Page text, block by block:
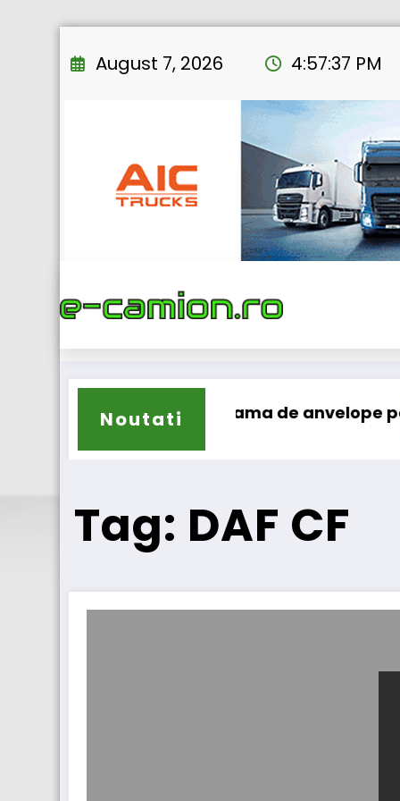
to
August 7, 2026 4:57:38 PM
Noutati
gama de anvelope pentru camioane
Lars
Tag: DAF CF